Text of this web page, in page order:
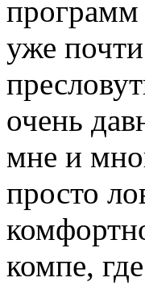
программ
уже
очень
мне и
просто
компе,